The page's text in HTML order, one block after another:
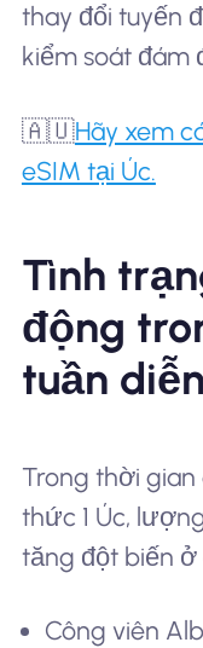
thay đổi tuyến
kiểm soát đám
🇦🇺Hãy xem
eSIM tại Úc.
Tình
động
tuần
Trong thời gian
thức 1 Úc,
tăng đột biến ở
Công viên